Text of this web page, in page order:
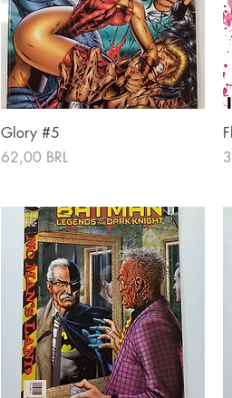
Glory #5
Precio
62,00 BRL